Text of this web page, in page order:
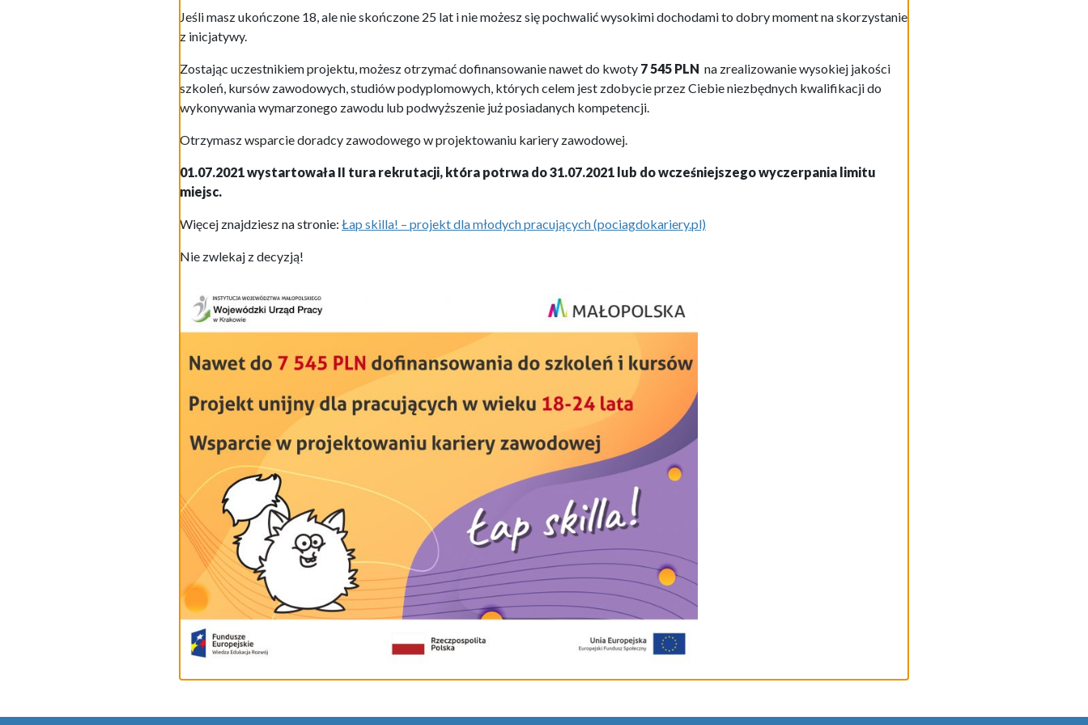
Jeśli masz ukończone 18, ale nie skończone 25 lat i nie możesz się pochwalić wysokimi dochodami to dobry moment na skorzystanie
z inicjatywy.
Zostając uczestnikiem projektu, możesz otrzymać dofinansowanie nawet do kwoty 7 545 PLN na zrealizowanie wysokiej jakości
szkoleń, kursów zawodowych, studiów podyplomowych, których celem jest zdobycie przez Ciebie niezbędnych kwalifikacji do
wykonywania wymarzonego zawodu lub podwyższenie już posiadanych kompetencji.
Otrzymasz wsparcie doradcy zawodowego w projektowaniu kariery zawodowej.
01.07.2021 wystartowała II tura rekrutacji, która potrwa do 31.07.2021 lub do wcześniejszego wyczerpania limitu
miejsc.
Więcej znajdziesz na stronie: Łap skilla! – projekt dla młodych pracujących (pociagdokariery.pl)
Nie zwlekaj z decyzją!